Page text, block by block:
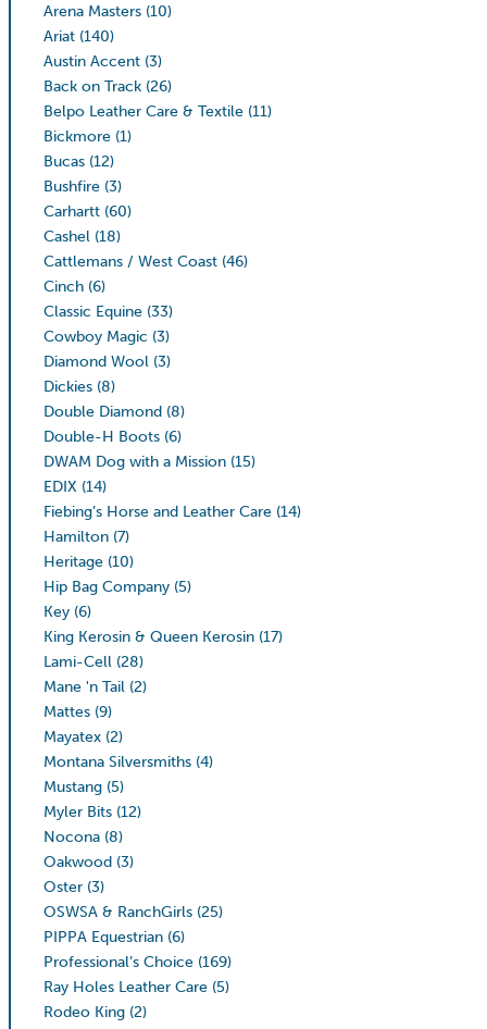
Arena Masters (10)
Ariat (140)
Austin Accent (3)
Back on Track (26)
Belpo Leather Care & Textile (11)
Bickmore (1)
Bucas (12)
Bushfire (3)
Carhartt (60)
Cashel (18)
Cattlemans / West Coast (46)
Cinch (6)
Classic Equine (33)
Cowboy Magic (3)
Diamond Wool (3)
Dickies (8)
Double Diamond (8)
Double-H Boots (6)
DWAM Dog with a Mission (15)
EDIX (14)
Fiebing’s Horse and Leather Care (14)
Hamilton (7)
Heritage (10)
Hip Bag Company (5)
Key (6)
King Kerosin & Queen Kerosin (17)
Lami-Cell (28)
Mane 'n Tail (2)
Mattes (9)
Mayatex (2)
Montana Silversmiths (4)
Mustang (5)
Myler Bits (12)
Nocona (8)
Oakwood (3)
Oster (3)
OSWSA & RanchGirls (25)
PIPPA Equestrian (6)
Professional’s Choice (169)
Ray Holes Leather Care (5)
Rodeo King (2)